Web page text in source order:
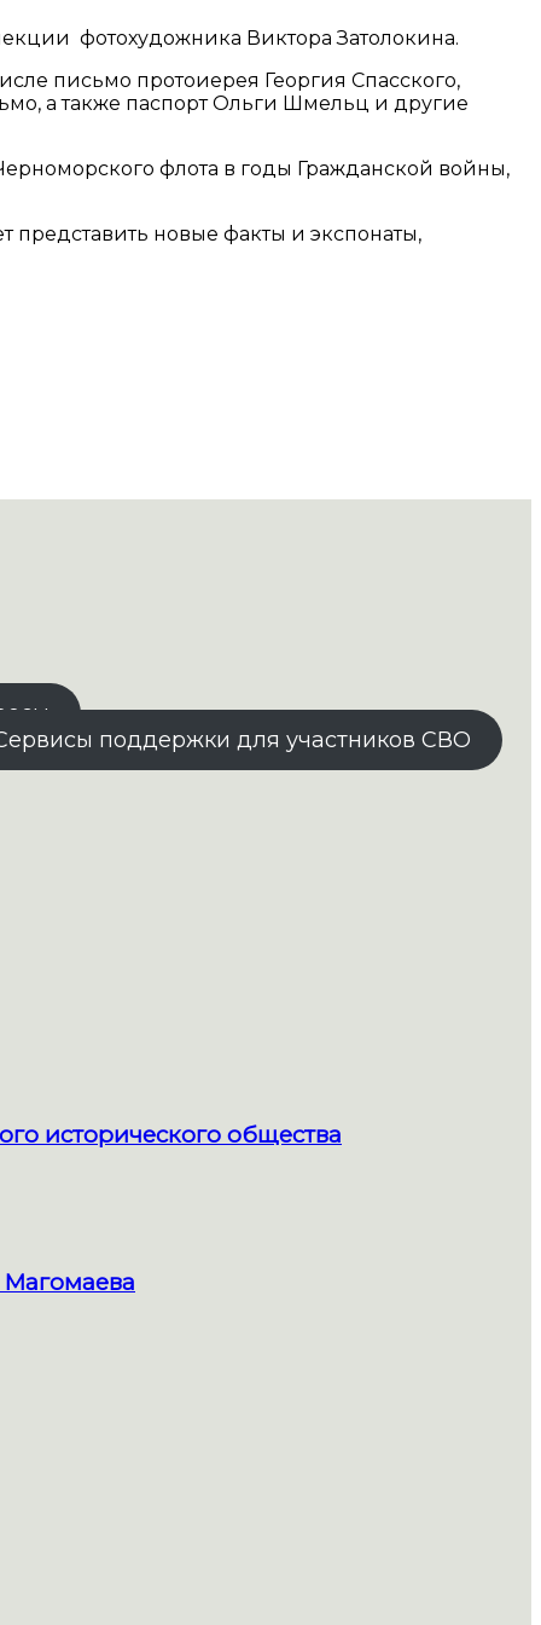
фотохудожника Виктора Затолокина.
письмо протоиерея Георгия Спасского,
а также паспорт Ольги Шмельц и другие
флота в годы Гражданской войны,
новые факты и экспонаты,
поддержки для участников СВО
исторического общества